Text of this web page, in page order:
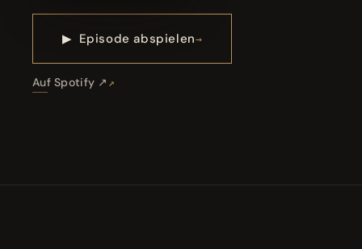
▶ Episode abspielen
Auf Spotify ↗